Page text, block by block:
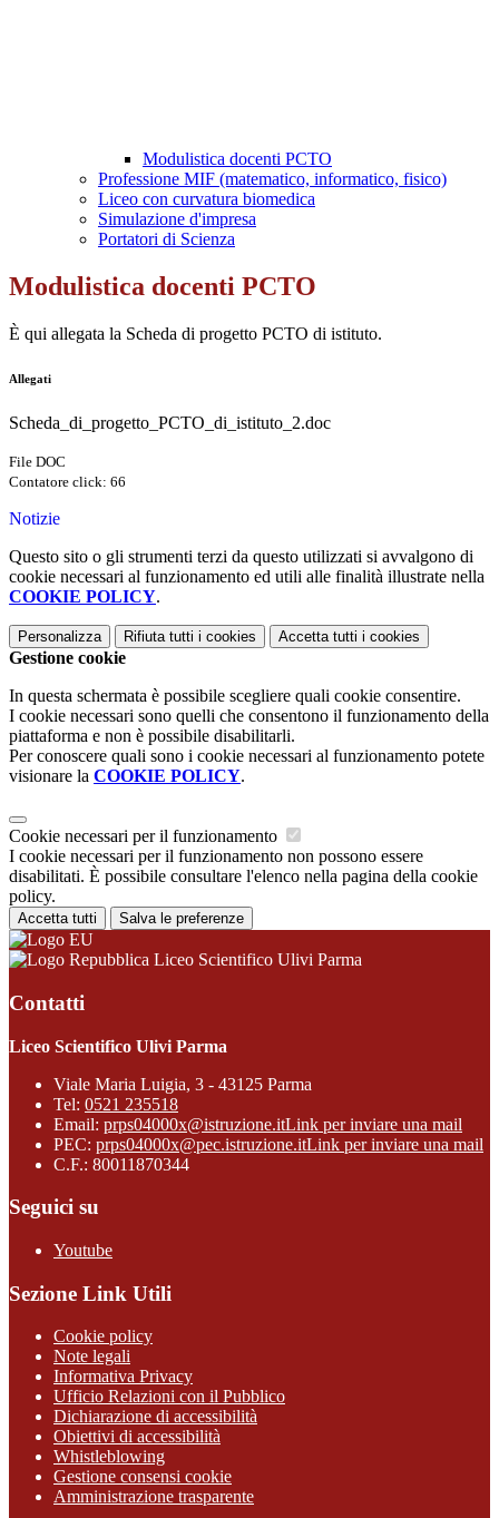
Modulistica docenti PCTO
Professione MIF (matematico, informatico, fisico)
Liceo con curvatura biomedica
Simulazione d'impresa
Portatori di Scienza
Modulistica docenti PCTO
È qui allegata la Scheda di progetto PCTO di istituto.
Allegati
Scheda_di_progetto_PCTO_di_istituto_2.doc
File DOC
Contatore click: 66
Notizie
Questo sito o gli strumenti terzi da questo utilizzati si avvalgono di
cookie necessari al funzionamento ed utili alle finalità illustrate nella
COOKIE POLICY.
Personalizza Rifiuta tutti i cookies Accetta tutti i cookies
Gestione cookie
In questa schermata è possibile scegliere quali cookie consentire.
I cookie necessari sono quelli che consentono il funzionamento della
piattaforma e non è possibile disabilitarli.
Per conoscere quali sono i cookie necessari al funzionamento potete
visionare la COOKIE POLICY.
Cookie necessari per il funzionamento
I cookie necessari per il funzionamento non possono essere
disabilitati. È possibile consultare l'elenco nella pagina della cookie
policy.
Accetta tutti Salva le preferenze
Liceo Scientifico Ulivi Parma
Contatti
Liceo Scientifico Ulivi Parma
Viale Maria Luigia, 3 - 43125 Parma
Tel: 0521 235518
Email: prps04000x@istruzione.itLink per inviare una mail
PEC: prps04000x@pec.istruzione.itLink per inviare una mail
C.F.: 80011870344
Seguici su
Youtube
Sezione Link Utili
Cookie policy
Note legali
Informativa Privacy
Ufficio Relazioni con il Pubblico
Dichiarazione di accessibilità
Obiettivi di accessibilità
Whistleblowing
Gestione consensi cookie
Amministrazione trasparente